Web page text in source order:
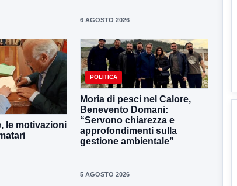
6 AGOSTO 2026
le motivazioni
POLITICA
Moria di pesci nel Calore,
Benevento Domani:
“Servono chiarezza e
approfondimenti sulla
gestione ambientale”
5 AGOSTO 2026